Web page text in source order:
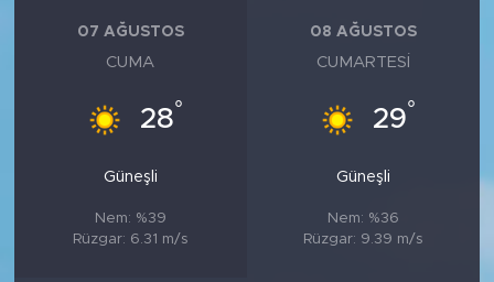
07 AĞUSTOS
CUMA
28°
Güneşli
Nem: %39
Rüzgar: 6.31 m/s
08 AĞUSTOS
CUMARTESI
29°
Güneşli
Nem: %36
Rüzgar: 9.39 m/s